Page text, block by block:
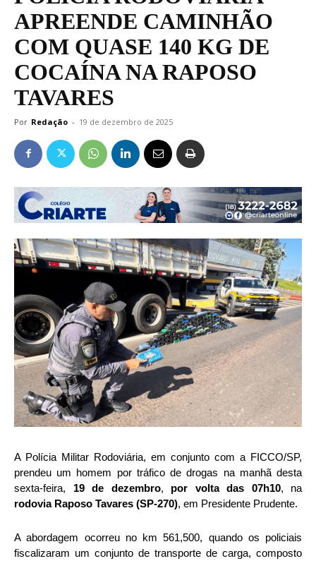
APREENDE CAMINHÃO
COM QUASE 140 KG DE
COCAÍNA NA RAPOSO
TAVARES
Por Redação - 19 de dezembro de 2025
A Polícia Militar Rodoviária, em conjunto com a FICCO/SP,
prendeu um homem por tráfico de drogas na manhã desta
sexta-feira, 19 de dezembro, por volta das 07h10, na
rodovia Raposo Tavares (SP-270), em Presidente Prudente.
A abordagem ocorreu no km 561,500, quando os policiais
fiscalizaram um conjunto de transporte de carga, composto